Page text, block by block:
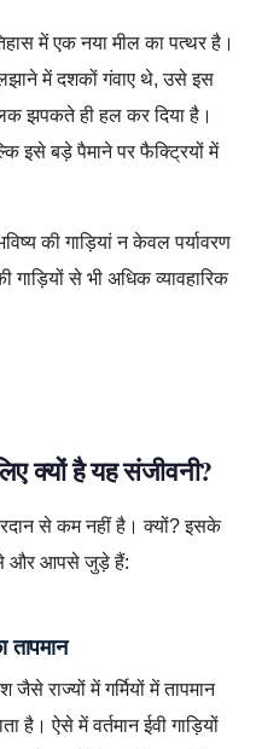
में एक नया मील का पत्थर है।
में दशकों गंवाए थे, उसे इस
झपकते ही हल कर दिया है।
इसे बड़े पैमाने पर फैक्ट्रियों में
की गाड़ियां न केवल पर्यावरण
से भी अधिक व्यावहारिक
क्यों है यह संजीवनी?
से कम नहीं है। क्यों? इसके
और आपसे जुड़े हैं:
तापमान
राज्यों में गर्मियों में तापमान
ऐसे में वर्तमान ईवी गाड़ियों